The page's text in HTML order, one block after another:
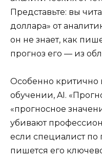
Представьте: вы
доллара» от
он не знает, как
прогноз его — из
Особенно критично
обучении, AI.
«прогносное
убивают
если специалист по
пишется его